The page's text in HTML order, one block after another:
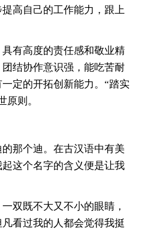
高自己的工作能力，跟上
有高度的责任感和敬业精
结协作意识强，能吃苦耐
定的开拓创新能力。“踏实
原则。
那个迪。在古汉语中有美
这个名字的含义便是让我
既不大又不小的眼睛，
看过我的人都会觉得我挺